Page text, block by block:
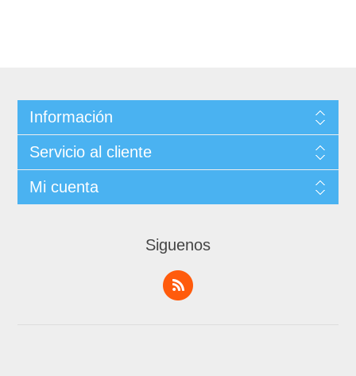
Información
Servicio al cliente
Mi cuenta
Siguenos